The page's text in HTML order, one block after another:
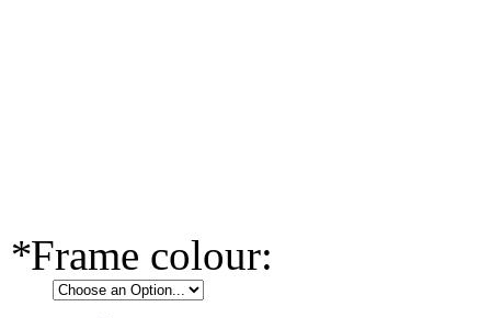
*Frame colour: